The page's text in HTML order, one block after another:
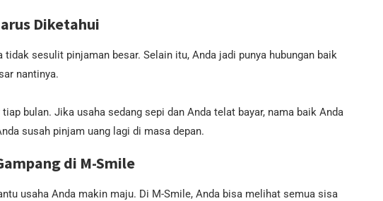
Diketahui
tidak sesulit pinjaman besar. Selain itu, Anda jadi punya hubungan baik
nantinya.
bulan. Jika usaha sedang sepi dan Anda telat bayar, nama baik Anda
susah pinjam uang lagi di masa depan.
di M-Smile
usaha Anda makin maju. Di M-Smile, Anda bisa melihat semua sisa